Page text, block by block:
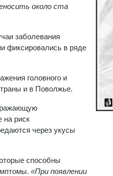
около ста
заболевания
фиксировались в ряде
головного и
и в Поволжье.
на риск
через укусы
способны
«При появлении